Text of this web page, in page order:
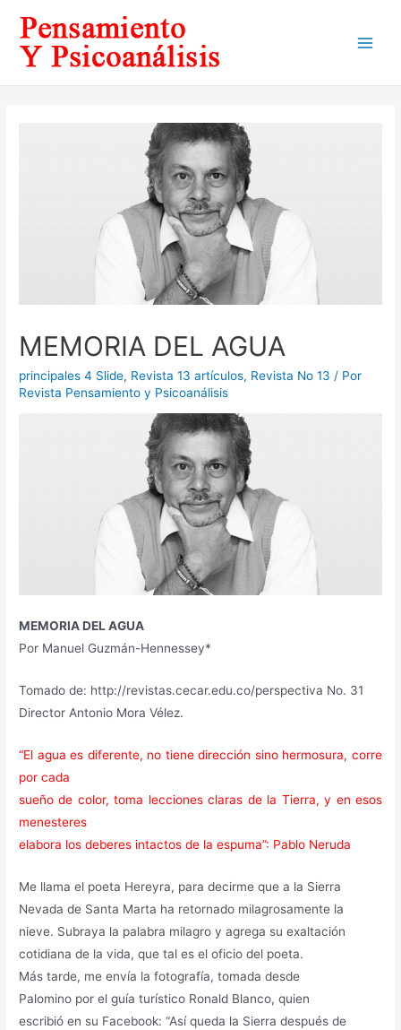
contenido
MEMORIA DEL AGUA
principales 4 Slide, Revista 13 artículos, Revista No 13 / Por
Revista Pensamiento y Psicoanálisis
MEMORIA DEL AGUA
Por Manuel Guzmán-Hennessey*
Tomado de: http://revistas.cecar.edu.co/perspectiva No. 31
Director Antonio Mora Vélez.
“El agua es diferente, no tiene dirección sino hermosura, corre
por cada
sueño de color, toma lecciones claras de la Tierra, y en esos
menesteres
elabora los deberes intactos de la espuma”: Pablo Neruda
Me llama el poeta Hereyra, para decirme que a la Sierra
Nevada de Santa Marta ha retornado milagrosamente la
nieve. Subraya la palabra milagro y agrega su exaltación
cotidiana de la vida, que tal es el oficio del poeta.
Más tarde, me envía la fotografía, tomada desde
Palomino por el guía turístico Ronald Blanco, quien
escribió en su Facebook: “Así queda la Sierra después de